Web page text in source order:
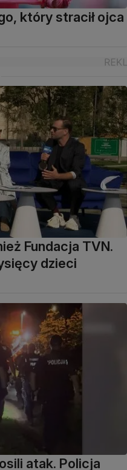
który stracił ojca
Fundacja TVN.
dzieci
atak. Policja